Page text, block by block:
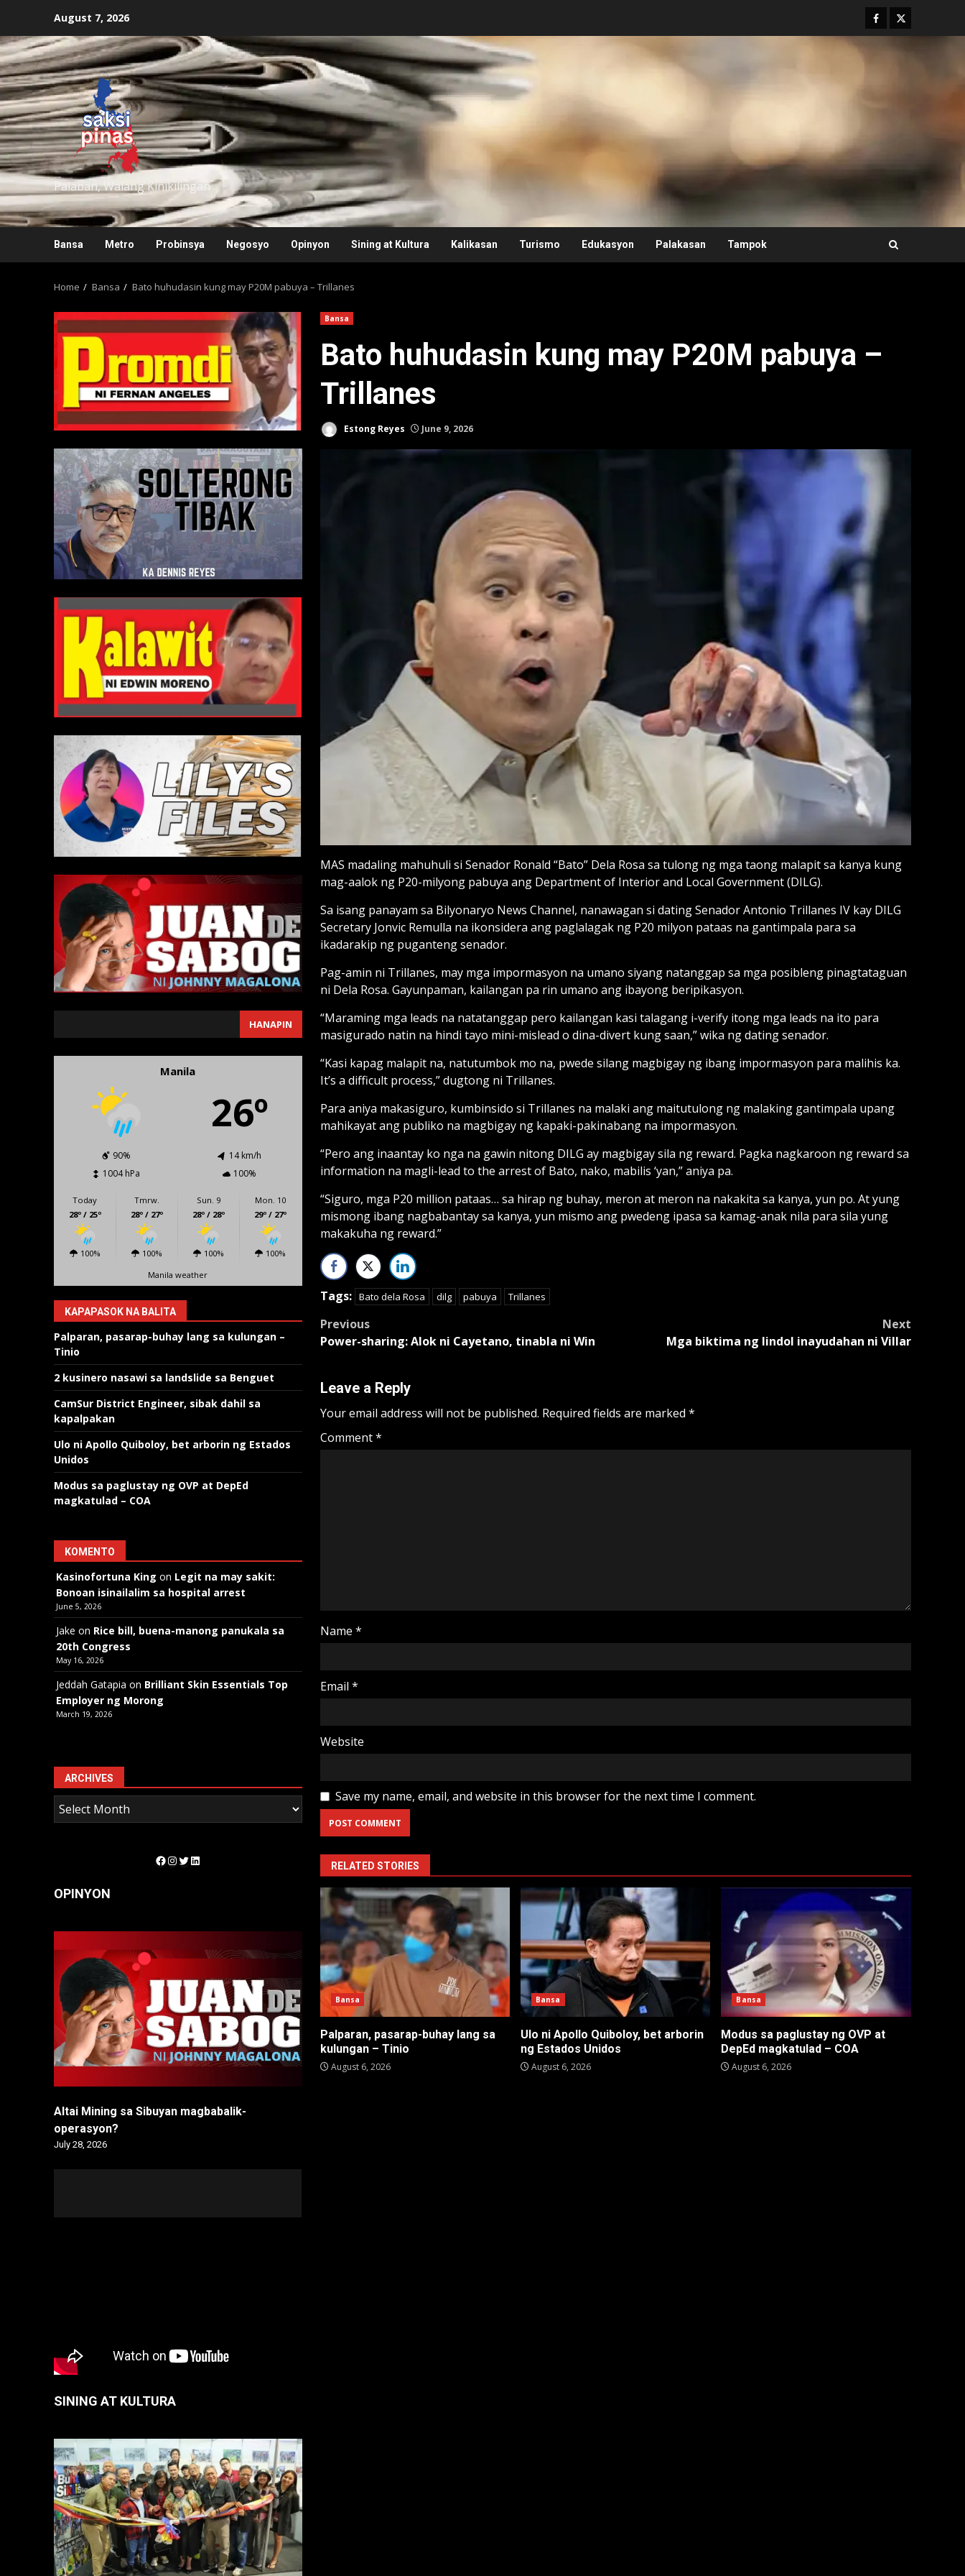
content
August 7, 2026 Facebook
Twitter
Palaban, Walang Kinikilingan
Bansa Metro Probinsya Negosyo Opinyon Sining at Kultura Kalikasan Turismo Edukasyon Palakasan Tampok
Home Bansa Bato huhudasin kung may P20M pabuya – Trillanes
Bansa
Bato huhudasin kung may P20M pabuya –
Trillanes
Estong Reyes June 9, 2026
MAS madaling mahuhuli si Senador Ronald “Bato” Dela Rosa sa tulong ng mga taong malapit sa kanya kung
mag-aalok ng P20-milyong pabuya ang Department of Interior and Local Government (DILG).
Sa isang panayam sa Bilyonaryo News Channel, nanawagan si dating Senador Antonio Trillanes IV kay DILG
Secretary Jonvic Remulla na ikonsidera ang paglalagak ng P20 milyon pataas na gantimpala para sa
ikadarakip ng puganteng senador.
Pag-amin ni Trillanes, may mga impormasyon na umano siyang natanggap sa mga posibleng pinagtataguan
ni Dela Rosa. Gayunpaman, kailangan pa rin umano ang ibayong beripikasyon.
“Maraming mga leads na natatanggap pero kailangan kasi talagang i-verify itong mga leads na ito para
masigurado natin na hindi tayo mini-mislead o dina-divert kung saan,” wika ng dating senador.
“Kasi kapag malapit na, natutumbok mo na, pwede silang magbigay ng ibang impormasyon para malihis ka.
It’s a difficult process,” dugtong ni Trillanes.
Para aniya makasiguro, kumbinsido si Trillanes na malaki ang maitutulong ng malaking gantimpala upang
mahikayat ang publiko na magbigay ng kapaki-pakinabang na impormasyon.
“Pero ang inaantay ko nga na gawin nitong DILG ay magbigay sila ng reward. Pagka nagkaroon ng reward sa
information na magli-lead to the arrest of Bato, nako, mabilis ‘yan,” aniya pa.
“Siguro, mga P20 million pataas… sa hirap ng buhay, meron at meron na nakakita sa kanya, yun po. At yung
mismong ibang nagbabantay sa kanya, yun mismo ang pwedeng ipasa sa kamag-anak nila para sila yung
makakuha ng reward.”
Tags: Bato dela Rosa dilg pabuya Trillanes
Post
navigation
Previous
Power-sharing: Alok ni Cayetano, tinabla ni Win
Next
Mga biktima ng lindol inayudahan ni Villar
Leave a Reply
Your email address will not be published. Required fields are marked *
Comment*
Name *
Email *
Website
Save my name, email, and website in this browser for the next time I comment.
RELATED STORIES
Bansa
Palparan, pasarap-buhay lang sa
kulungan – Tinio
August 6, 2026
Bansa
Ulo ni Apollo Quiboloy, bet arborin
ng Estados Unidos
August 6, 2026
Bansa
Modus sa paglustay ng OVP at
DepEd magkatulad – COA
August 6, 2026
HANAPIN
Manila
26º
90%
14 km/h
1004 hPa
100%
Today
28º / 25º
100%
Tmrw.
28º / 27º
100%
Sun. 9
28º / 28º
100%
Mon. 10
29º / 27º
100%
Manila weather
KAPAPASOK NA BALITA
Palparan, pasarap-buhay lang sa kulungan –
Tinio
2 kusinero nasawi sa landslide sa Benguet
CamSur District Engineer, sibak dahil sa
kapalpakan
Ulo ni Apollo Quiboloy, bet arborin ng Estados
Unidos
Modus sa paglustay ng OVP at DepEd
magkatulad – COA
KOMENTO
Kasinofortuna King on Legit na may sakit:
Bonoan isinailalim sa hospital arrest
June 5, 2026
Jake on Rice bill, buena-manong panukala sa
20th Congress
May 16, 2026
Jeddah Gatapia on Brilliant Skin Essentials Top
Employer ng Morong
March 19, 2026
ARCHIVES
Facebook
Instagram
Twitter
LinkedIn
OPINYON
Altai Mining sa Sibuyan magbabalik-
operasyon?
July 28, 2026
SINING AT KULTURA